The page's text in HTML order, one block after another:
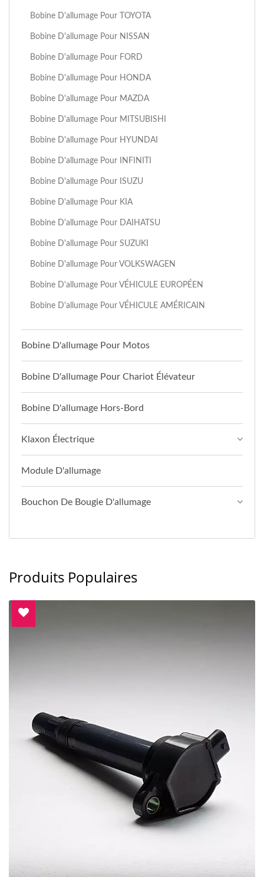
Bobine D'allumage Pour TOYOTA
Bobine D'allumage Pour NISSAN
Bobine D'allumage Pour FORD
Bobine D'allumage Pour HONDA
Bobine D'allumage Pour MAZDA
Bobine D'allumage Pour MITSUBISHI
Bobine D'allumage Pour HYUNDAI
Bobine D'allumage Pour INFINITI
Bobine D'allumage Pour ISUZU
Bobine D'allumage Pour KIA
Bobine D'allumage Pour DAIHATSU
Bobine D'allumage Pour SUZUKI
Bobine D'allumage Pour VOLKSWAGEN
Bobine D'allumage Pour VÉHICULE EUROPÉEN
Bobine D'allumage Pour VÉHICULE AMÉRICAIN
Bobine D'allumage Pour Motos
Bobine D'allumage Pour Chariot Élévateur
Bobine D'allumage Hors-Bord
Klaxon Électrique
Module D'allumage
Bouchon De Bougie D'allumage
Produits Populaires